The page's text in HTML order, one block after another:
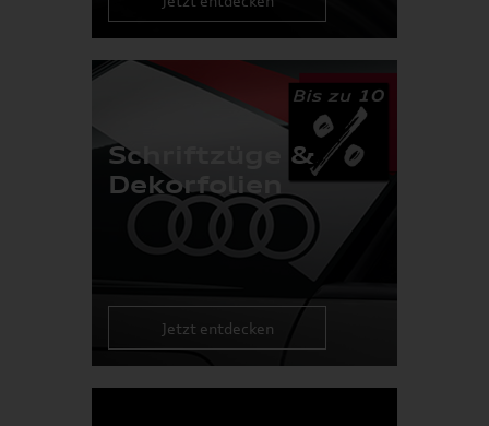
Schriftzüge &
Dekorfolien
Jetzt entdecken